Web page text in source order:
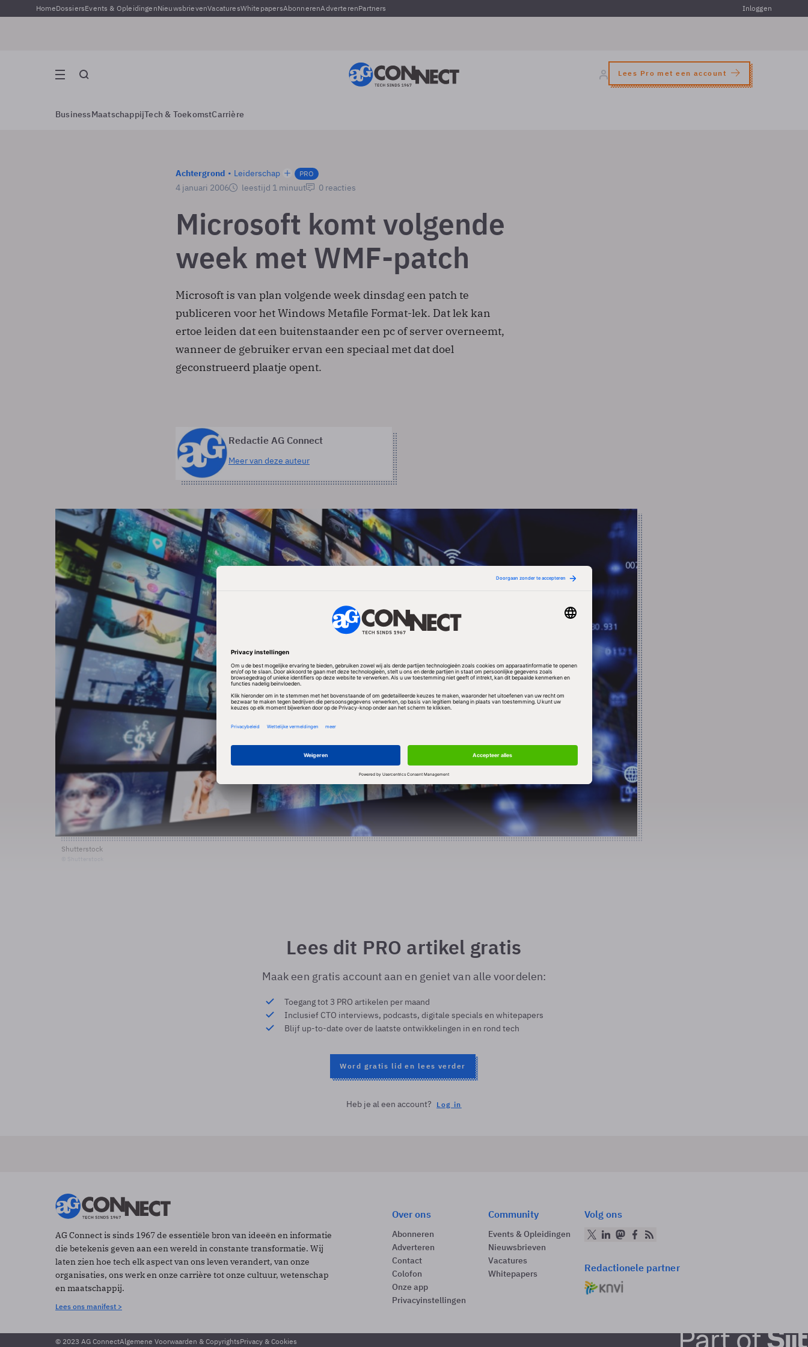
HomeDossiersEvents & OpleidingenNieuwsbrievenVacaturesWhitepapersAbonnerenAdverterenPartners Inloggen
Lees Pro met een account
BusinessMaatschappijTech & ToekomstCarrière
Achtergrond Leiderschap PRO
4 januari 2006 leestijd 1 minuut 0 reacties
Microsoft komt volgende
week met WMF-patch
Microsoft is van plan volgende week dinsdag een patch te
publiceren voor het Windows Metafile Format-lek. Dat lek kan
ertoe leiden dat een buitenstaander een pc of server overneemt,
wanneer de gebruiker ervan een speciaal met dat doel
geconstrueerd plaatje opent.
Redactie AG Connect
Meer van deze auteur
Shutterstock
Lees dit PRO artikel gratis
Maak een gratis account aan en geniet van alle voordelen:
Toegang tot 3 PRO artikelen per maand
Inclusief CTO interviews, podcasts, digitale specials en whitepapers
Blijf up-to-date over de laatste ontwikkelingen in en rond tech
Word gratis lid en lees verder
Heb je al een account? Log in
AG Connect is sinds 1967 de essentiële bron van ideeën en informatie
die betekenis geven aan een wereld in constante transformatie. Wij
laten zien hoe tech elk aspect van ons leven verandert, van onze
organisaties, ons werk en onze carrière tot onze cultuur, wetenschap
en maatschappij.
Lees ons manifest >
Over ons
Abonneren
Adverteren
Contact
Colofon
Onze app
Privacyinstellingen
Community
Events & Opleidingen
Nieuwsbrieven
Vacatures
Whitepapers
Volg ons
Redactionele partner
© 2023 AG ConnectAlgemene Voorwaarden & CopyrightsPrivacy & Cookies